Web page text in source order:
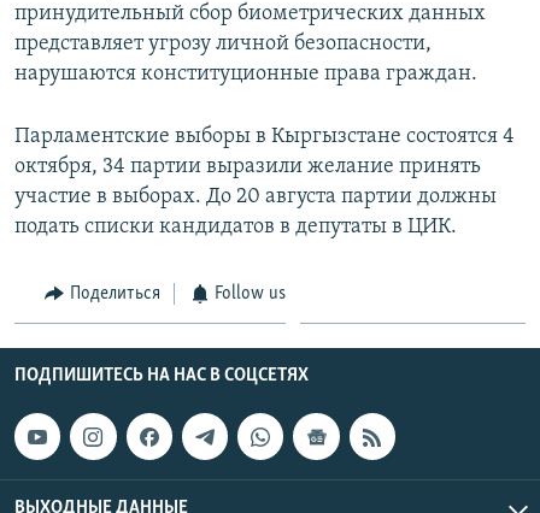
принудительный сбор биометрических данных
представляет угрозу личной безопасности,
нарушаются конституционные права граждан.
Парламентские выборы в Кыргызстане состоятся 4
октября, 34 партии выразили желание принять
участие в выборах. До 20 августа партии должны
подать списки кандидатов в депутаты в ЦИК.
Поделиться Follow us
ПОДПИШИТЕСЬ НА НАС В СОЦСЕТЯХ
ВЫХОДНЫЕ ДАННЫЕ